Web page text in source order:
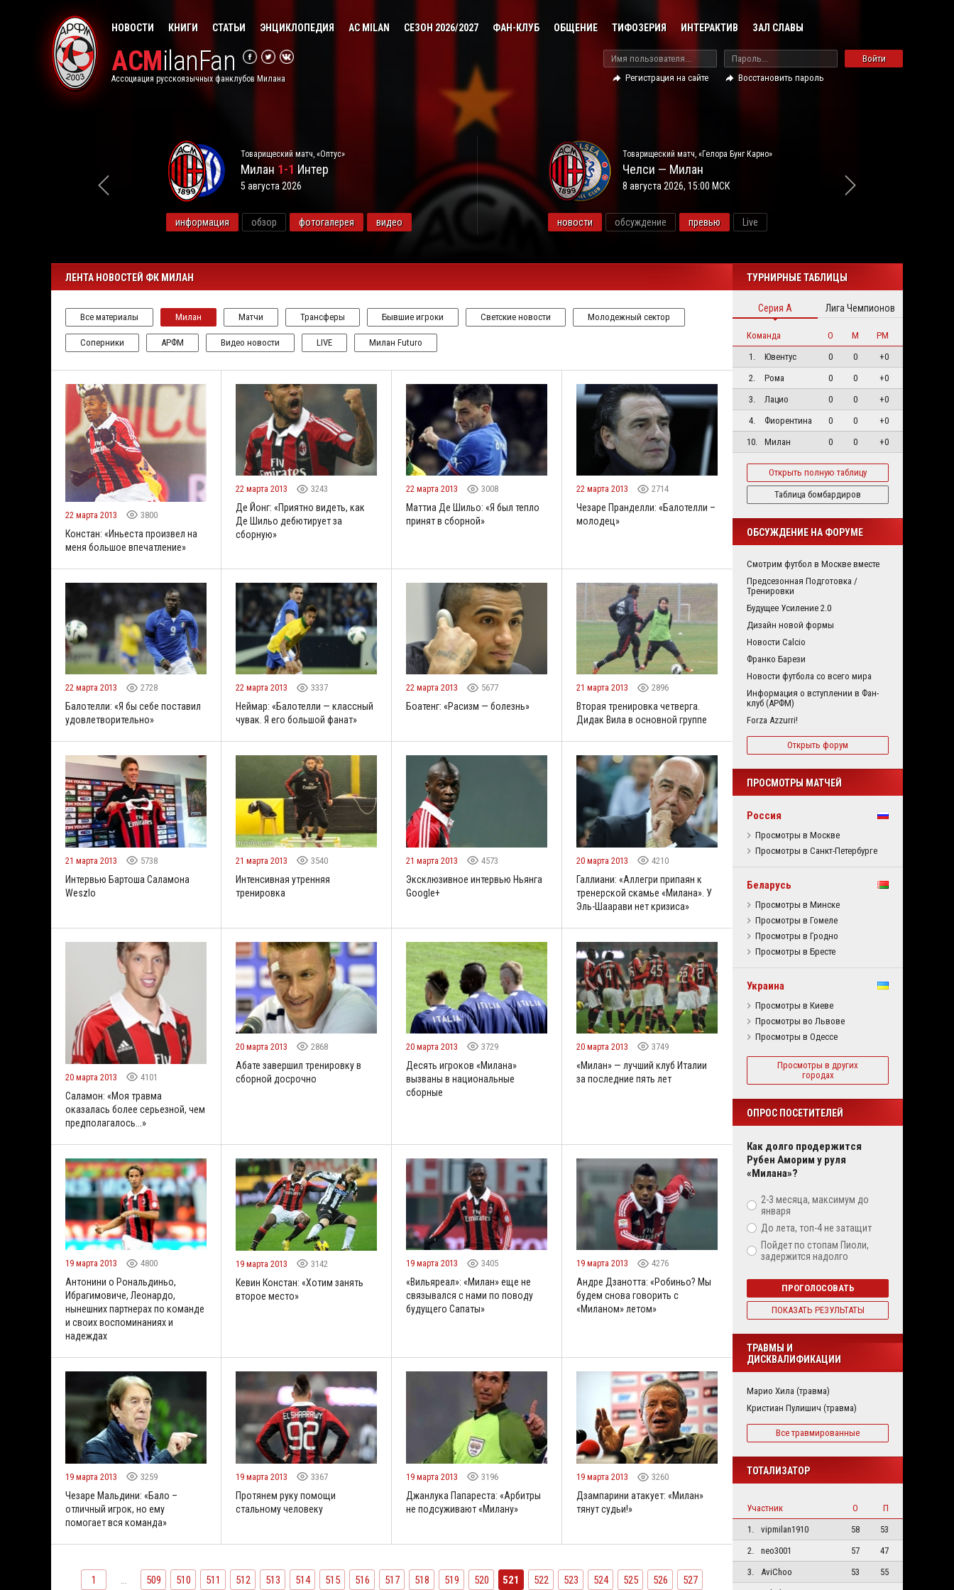
НОВОСТИ КНИГИ СТАТЬИ ЭНЦИКЛОПЕДИЯ AC MILAN СЕЗОН 2026/2027 ФАН-КЛУБ ОБЩЕНИЕ ТИФОЗЕРИЯ ИНТЕРАКТИВ ЗАЛ СЛАВЫ
ACMilanFan
Ассоциация русскоязычных фанклубов Милана
Войти
Регистрация на сайте
Восстановить пароль
Товарищеский матч, «Оптус»
Милан 1-1 Интер
5 августа 2026
информация обзор фотогалерея видео
Товарищеский матч, «Гелора Бунг Карно»
Челси — Милан
8 августа 2026, 15:00 МСК
новости обсуждение превью Live
ЛЕНТА НОВОСТЕЙ ФК МИЛАН
Все материалы Милан Матчи Трансферы Бывшие игроки Светские новости Молодежный сектор
Соперники АРФМ Видео новости LIVE Милан Futuro
22 марта 2013 3800
Констан: «Иньеста произвел на
меня большое впечатление»
22 марта 2013 3243
Де Йонг: «Приятно видеть, как
Де Шильо дебютирует за
сборную»
22 марта 2013 3008
Маттиа Де Шильо: «Я был тепло
принят в сборной»
22 марта 2013 2714
Чезаре Пранделли: «Балотелли –
молодец»
22 марта 2013 2728
Балотелли: «Я бы себе поставил
удовлетворительно»
22 марта 2013 3337
Неймар: «Балотелли — классный
чувак. Я его большой фанат»
22 марта 2013 5677
Боатенг: «Расизм — болезнь»
21 марта 2013 2896
Вторая тренировка четверга.
Дидак Вила в основной группе
21 марта 2013 5738
Интервью Бартоша Саламона
Weszlo
21 марта 2013 3540
Интенсивная утренняя
тренировка
21 марта 2013 4573
Эксклюзивное интервью Ньянга
Google+
20 марта 2013 4210
Галлиани: «Аллегри припаян к
тренерской скамье «Милана». У
Эль-Шаарави нет кризиса»
20 марта 2013 4101
Саламон: «Моя травма
оказалась более серьезной, чем
предполагалось...»
20 марта 2013 2868
Абате завершил тренировку в
сборной досрочно
20 марта 2013 3729
Десять игроков «Милана»
вызваны в национальные
сборные
20 марта 2013 3749
«Милан» — лучший клуб Италии
за последние пять лет
19 марта 2013 4800
Антонини о Рональдиньо,
Ибрагимовиче, Леонардо,
нынешних партнерах по команде
и своих воспоминаниях и
надеждах
19 марта 2013 3142
Кевин Констан: «Хотим занять
второе место»
19 марта 2013 3405
«Вильяреал»: «Милан» еще не
связывался с нами по поводу
будущего Сапаты»
19 марта 2013 4276
Андре Дзанотта: «Робиньо? Мы
будем снова говорить с
«Миланом» летом»
19 марта 2013 3259
Чезаре Мальдини: «Бало –
отличный игрок, но ему
помогает вся команда»
19 марта 2013 3367
Протянем руку помощи
стальному человеку
19 марта 2013 3196
Джанлука Папареста: «Арбитры
не подсуживают «Милану»
19 марта 2013 3260
Дзампарини атакует: «Милан»
тянут судьи!»
1 ... 509 510 511 512 513 514 515 516 517 518 519 520 521 522 523 524 525 526 527
ТУРНИРНЫЕ ТАБЛИЦЫ
Серия А Лига Чемпионов
Команда О М
РМ
1.
Ювентус 0 0
+0
2.
Рома 0 0
+0
3.
Лацио 0 0
+0
4.
Фиорентина 0 0
+0
10.
Милан 0 0 +0
Открыть полную таблицу
Таблица бомбардиров
ОБСУЖДЕНИЕ НА ФОРУМЕ
Смотрим футбол в Москве вместе
Предсезонная Подготовка /
Тренировки
Будущее Усиление 2.0
Дизайн новой формы
Новости Calcio
Франко Барези
Новости футбола со всего мира
Информация о вступлении в Фан-
клуб (АРФМ)
Forza Azzurri!
Открыть форум
ПРОСМОТРЫ МАТЧЕЙ
Россия
Просмотры в Москве
Просмотры в Санкт-Петербурге
Беларусь
Просмотры в Минске
Просмотры в Гомеле
Просмотры в Гродно
Просмотры в Бресте
Украина
Просмотры в Киеве
Просмотры во Львове
Просмотры в Одессе
Просмотры в других
городах
ОПРОС ПОСЕТИТЕЛЕЙ
Как долго продержится
Рубен Аморим у руля
«Милана»?
2-3 месяца, максимум до
января
До лета, топ-4 не затащит
Пойдет по стопам Пиоли,
задержится надолго
ПРОГОЛОСОВАТЬ
ПОКАЗАТЬ РЕЗУЛЬТАТЫ
ТРАВМЫ И
ДИСКВАЛИФИКАЦИИ
Марио Хила (травма)
Кристиан Пулишич (травма)
Все травмированные
ТОТАЛИЗАТОР
Участник О
П
1.
vipmilan1910 58
53
2.
neo3001 57
47
3.
AviChoo 53
55